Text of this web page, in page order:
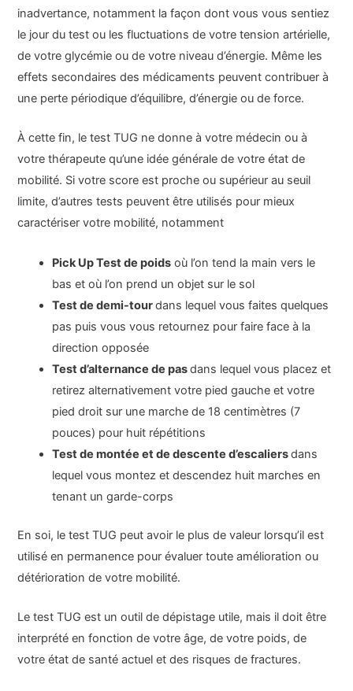
inadvertance, notamment la façon dont vous vous sentiez
le jour du test ou les fluctuations de votre tension artérielle,
de votre glycémie ou de votre niveau d’énergie. Même les
effets secondaires des médicaments peuvent contribuer à
une perte périodique d’équilibre, d’énergie ou de force.
À cette fin, le test TUG ne donne à votre médecin ou à
votre thérapeute qu’une idée générale de votre état de
mobilité. Si votre score est proche ou supérieur au seuil
limite, d’autres tests peuvent être utilisés pour mieux
caractériser votre mobilité, notamment
Pick Up Test de poids où l’on tend la main vers le
bas et où l’on prend un objet sur le sol
Test de demi-tourdans lequel vous faites quelques
pas puis vous vous retournez pour faire face à la
direction opposée
Test d’alternance de pasdans lequel vous placez et
retirez alternativement votre pied gauche et votre
pied droit sur une marche de 18 centimètres (7
pouces) pour huit répétitions
Test de montée et de descente d’escaliersdans
lequel vous montez et descendez huit marches en
tenant un garde-corps
En soi, le test TUG peut avoir le plus de valeur lorsqu’il est
utilisé en permanence pour évaluer toute amélioration ou
détérioration de votre mobilité.
Le test TUG est un outil de dépistage utile, mais il doit être
interprété en fonction de votre âge, de votre poids, de
votre état de santé actuel et des risques de fractures.